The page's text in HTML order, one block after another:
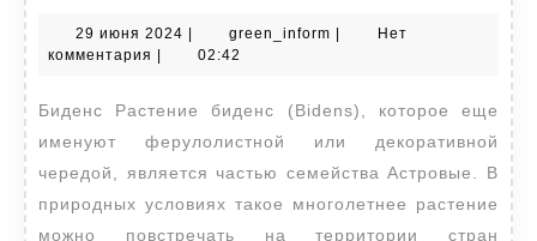
выращивание
семян
29 июня 2024 29
июня
| green_inform green_inform
|
Нет
комментария | 02:42
Биденс Растение биденс (Bidens), которое еще
именуют ферулолистной или декоративной
чередой, является частью семейства Астровые. В
природных условиях такое многолетнее растение
можно повстречать на территории стран